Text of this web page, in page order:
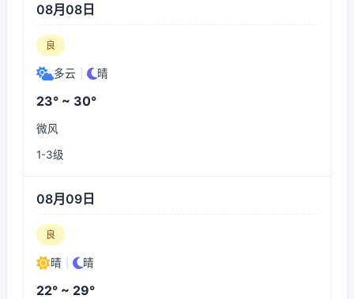
08月08日
良
多云 晴
23° ~ 30°
微风
1-3级
08月09日
良
晴 晴
22° ~ 29°